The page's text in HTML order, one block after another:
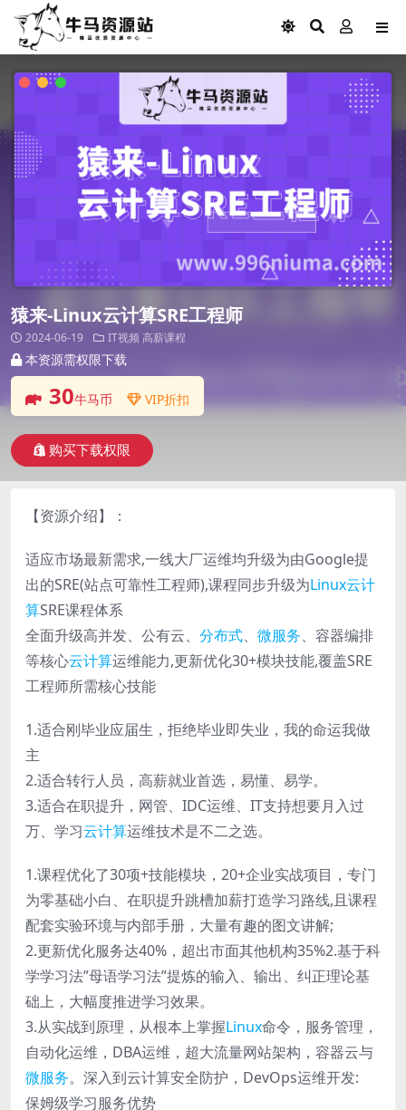
猿来-Linux云计算SRE工程师
2024-06-19 IT视频 高薪课程
本资源需权限下载
30牛马币 VIP折扣
购买下载权限
【资源介绍】：
适应市场最新需求,一线大厂运维均升级为由Google提
出的SRE(站点可靠性工程师),课程同步升级为Linux云计
算SRE课程体系
全面升级高并发、公有云、 分布式、 微服务、容器编排
等核心云计算运维能力,更新优化30+模块技能,覆盖SRE
工程师所需核心技能
1.适合刚毕业应届生，拒绝毕业即失业，我的命运我做
主
2.适合转行人员，高薪就业首选，易懂、易学。
3.适合在职提升，网管、IDC运维、IT支持想要月入过
万、学习云计算运维技术是不二之选。
1.课程优化了30项+技能模块，20+企业实战项目，专门
为零基础小白、在职提升跳槽加薪打造学习路线,且课程
配套实验环境与内部手册，大量有趣的图文讲解;
2.更新优化服务达40%，超出市面其他机构35%2.基于科
学学习法”母语学习法”提炼的输入、输出、纠正理论基
础上，大幅度推进学习效果。
3.从实战到原理，从根本上掌握Linux命令，服务管理，
自动化运维，DBA运维，超大流量网站架构，容器云与
微服务。深入到云计算安全防护，DevOps运维开发:
保姆级学习服务优势